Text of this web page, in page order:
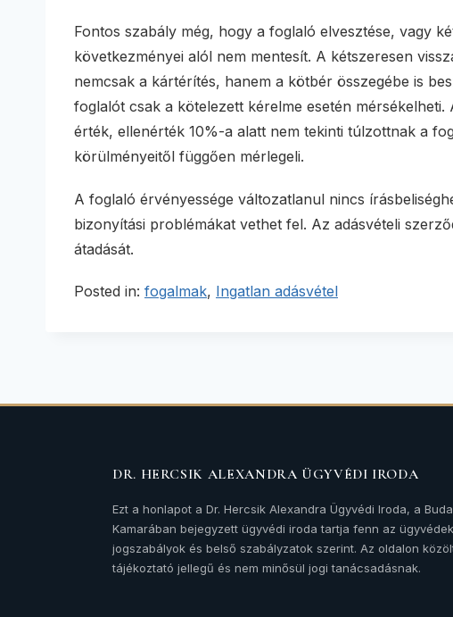
Fontos szabály még, hogy a foglaló elvesztése, vagy
következményei alól nem mentesít. A kétszeresen
nemcsak a kártérítés, hanem a kötbér összegébe is
foglalót csak a kötelezett kérelme esetén
érték, ellenérték 10%-a alatt nem tekinti túlzottnak a
körülményeitől függően mérlegeli.
A foglaló érvényessége változatlanul nincs
bizonyítási problémákat vethet fel. Az adásvételi
átadását.
Posted in: fogalmak, Ingatlan adásvétel
DR. HERCSIK ALEXANDRA ÜGYVÉDI IRODA
Ezt a honlapot a Dr. Hercsik Alexandra Ügyvédi Iroda, a
Kamarában bejegyzett ügyvédi iroda tartja fenn az
jogszabályok és belső szabályzatok szerint. Az oldalon
tájékoztató jellegű és nem minősül jogi tanácsadásnak.